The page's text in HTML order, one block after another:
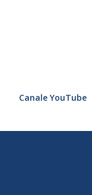
Canale YouTube